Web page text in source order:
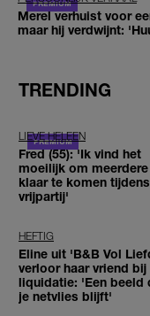
Merel verhuist voor
maar hij verdwijnt:
TRENDING
LIEVE HELEEN
Fred (55): 'Ik vind het
moeilijk om
klaar te komen
vrijpartij'
HEFTIG
Eline uit 'B&B Vol
verloor haar vriend bij
liquidatie: 'Een beeld
je netvlies blijft'